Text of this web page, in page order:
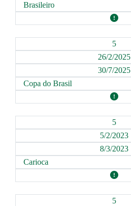
Brasileiro
5
26/2/2025
30/7/2025
Copa do Brasil
5
5/2/2023
8/3/2023
Carioca
5